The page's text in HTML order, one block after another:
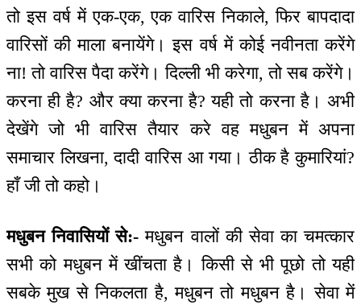
तो इस वर्ष में एक-एक, एक वारिस निकाले, फिर बापदादा
वारिसों की माला बनायेंगे। इस वर्ष में कोई नवीनता करेंगे
ना! तो वारिस पैदा करेंगे। दिल्ली भी करेगा, तो सब करेंगे।
करना ही है? और क्या करना है? यही तो करना है। अभी
देखेंगे जो भी वारिस तैयार करे वह मधुबन में अपना
समाचार लिखना, दादी वारिस आ गया। ठीक है कुमारियां?
हाँ जी तो कहो।
मधुबन निवासियों से:- मधुबन वालों की सेवा का चमत्कार
सभी को मधुबन में खींचता है। किसी से भी पूछो तो यही
सबके मुख से निकलता है, मधुबन तो मधुबन है। सेवा में